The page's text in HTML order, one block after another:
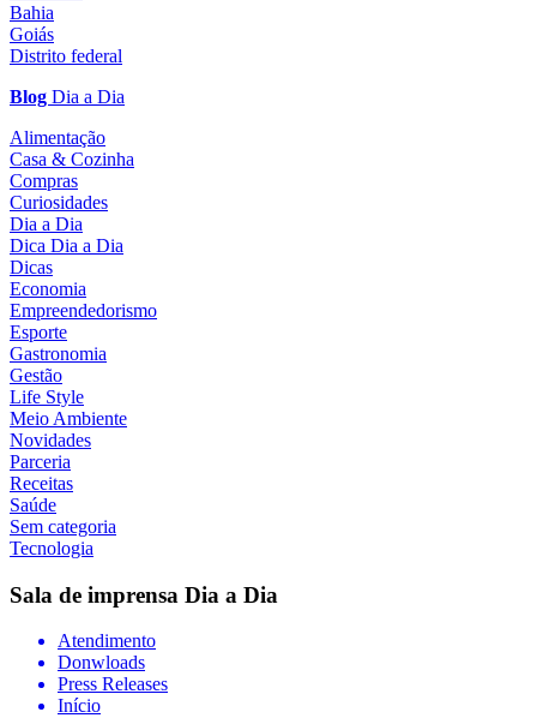
Bahia
Goiás
Distrito federal
Blog Dia a Dia
Alimentação
Casa & Cozinha
Compras
Curiosidades
Dia a Dia
Dica Dia a Dia
Dicas
Economia
Empreendedorismo
Esporte
Gastronomia
Gestão
Life Style
Meio Ambiente
Novidades
Parceria
Receitas
Saúde
Sem categoria
Tecnologia
Sala de imprensa Dia a Dia
Atendimento
Donwloads
Press Releases
Início